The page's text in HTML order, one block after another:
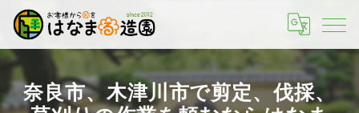
奈良市、木津川市で剪定、伐採、